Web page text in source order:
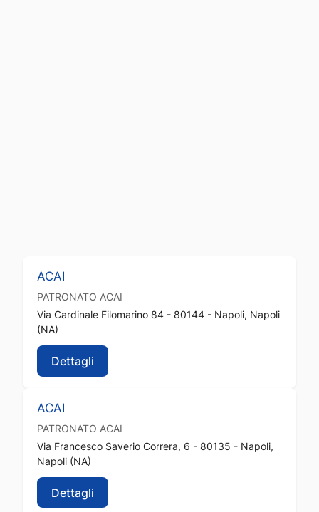
ACAI
PATRONATO ACAI
Via Cardinale Filomarino 84 - 80144 - Napoli, Napoli
(NA)
Dettagli
ACAI
PATRONATO ACAI
Via Francesco Saverio Correra, 6 - 80135 - Napoli,
Napoli (NA)
Dettagli